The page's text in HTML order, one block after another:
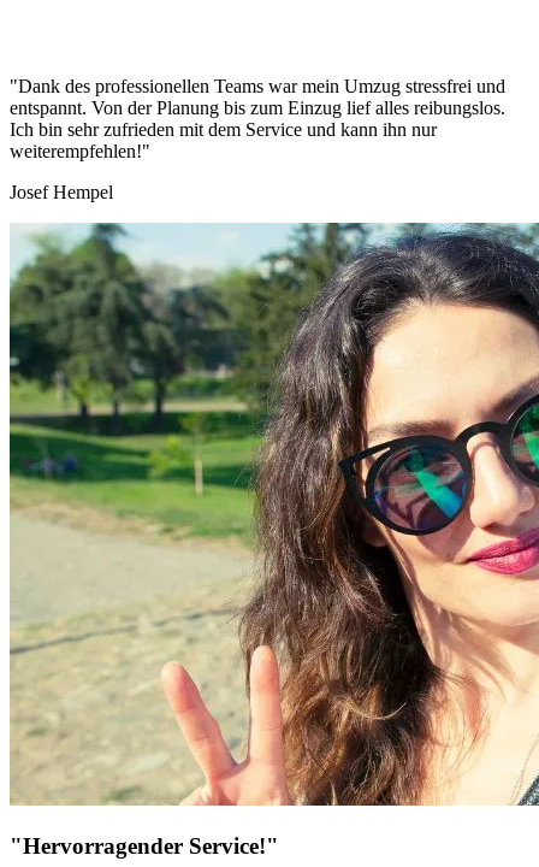
"Dank des professionellen Teams war mein Umzug stressfrei und
entspannt. Von der Planung bis zum Einzug lief alles reibungslos.
Ich bin sehr zufrieden mit dem Service und kann ihn nur
weiterempfehlen!"
Josef Hempel
"Hervorragender Service!"